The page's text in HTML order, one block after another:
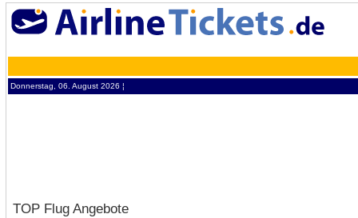
Donnerstag, 06. August 2026 ¦
TOP Flug Angebote